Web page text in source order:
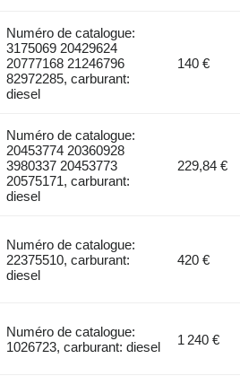
Numéro de catalogue:
3175069 20429624
20777168 21246796
82972285, carburant:
diesel
140 €
Numéro de catalogue:
20453774 20360928
3980337 20453773
20575171, carburant:
diesel
229,84 €
Numéro de catalogue:
22375510, carburant:
diesel
420 €
Numéro de catalogue:
1026723, carburant: diesel
1 240 €